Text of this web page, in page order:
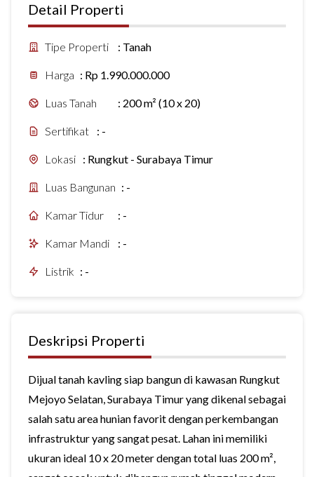
Detail Properti
Tipe Properti : Tanah
Harga : Rp 1.990.000.000
Luas Tanah : 200 m² (10 x 20)
Sertifikat : -
Lokasi : Rungkut - Surabaya Timur
Luas Bangunan : -
Kamar Tidur : -
Kamar Mandi : -
Listrik : -
Deskripsi Properti
Dijual tanah kavling siap bangun di kawasan Rungkut
Mejoyo Selatan, Surabaya Timur yang dikenal sebagai
salah satu area hunian favorit dengan perkembangan
infrastruktur yang sangat pesat. Lahan ini memiliki
ukuran ideal 10 x 20 meter dengan total luas 200 m²,